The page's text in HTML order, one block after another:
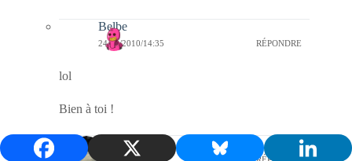
Belbe
24/10/2010/14:35 RÉPONDRE
lol
Bien à toi !
Domino